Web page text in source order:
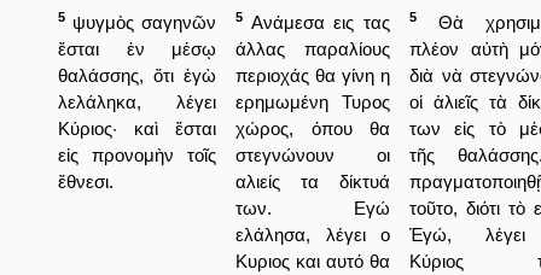
5 ψυγμὸς σαγηνῶν
ἔσται ἐν μέσῳ
θαλάσσης, ὅτι ἐγὼ
λελάληκα, λέγει
Κύριος· καὶ ἔσται
εἰς προνομὴν τοῖς
ἔθνεσι.
5 Ανάμεσα εις τας
άλλας παραλίους
περιοχάς θα γίνη η
ερημωμένη Τυρος
χώρος, όπου θα
στεγνώνουν οι
αλιείς τα δίκτυά
των. Εγώ
ελάλησα, λέγει ο
Κυριος και αυτό θα
5
Θὰ
πλέον αὐτὴ
διὰ νὰ
οἱ ἁλιεῖς τὰ
των εἰς τὸ
τῆς
τοῦτο, διότι τὸ
Ἐγώ,
Κύριος